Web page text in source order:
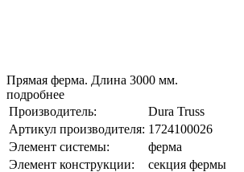
Прямая ферма. Длина 3000 мм.
подробнее
Производитель:
Dura Truss
Артикул производителя: 1724100026
Элемент системы:
ферма
Элемент конструкции:
секция фермы